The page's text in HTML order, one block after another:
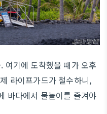
여기에 도착했을 때가 오후
라이프가드가 철수하니,
바다에서 물놀이를 즐겨야